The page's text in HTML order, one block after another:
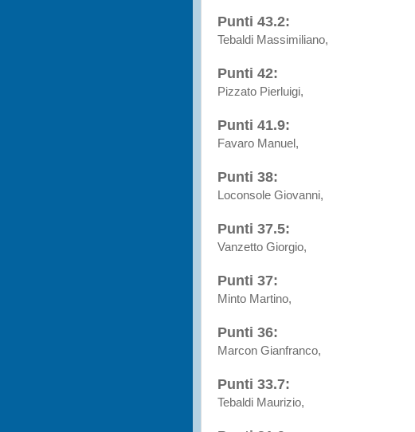
Punti 43.2:
Tebaldi Massimiliano,
Punti 42:
Pizzato Pierluigi,
Punti 41.9:
Favaro Manuel,
Punti 38:
Loconsole Giovanni,
Punti 37.5:
Vanzetto Giorgio,
Punti 37:
Minto Martino,
Punti 36:
Marcon Gianfranco,
Punti 33.7:
Tebaldi Maurizio,